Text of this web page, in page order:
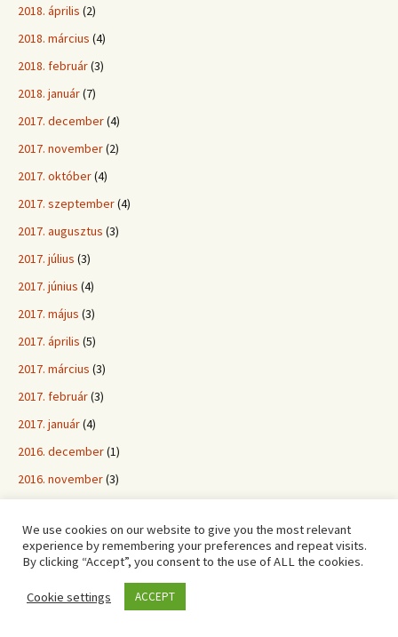
2018. április (2)
2018. március (4)
2018. február(3)
2018. január(7)
2017. december(4)
2017. november(2)
2017. október(4)
2017. szeptember(4)
2017. augusztus (3)
2017. július (3)
2017. június (4)
2017. május (3)
2017. április (5)
2017. március (3)
2017. február(3)
2017. január(4)
2016. december(1)
2016. november(3)
2016. szeptember(8)
2016. augusztus(4)
2016. július
(3)
We use cookies on our website to give you the most relevant
experience by remembering your preferences and repeat visits.
By clicking “Accept”, you consent to the use of ALL the cookies.
Cookie settings ACCEPT